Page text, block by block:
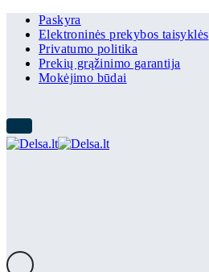
Paskyra
Elektroninės prekybos taisyklės
Privatumo politika
Prekių grąžinimo garantija
Mokėjimo būdai